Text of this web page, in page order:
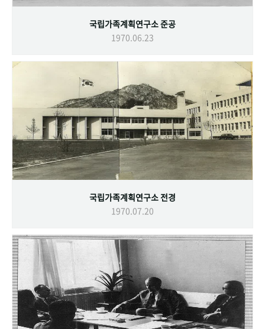
국립가족계획연구소 준공
1970.06.23
국립가족계획연구소 전경
1970.07.20